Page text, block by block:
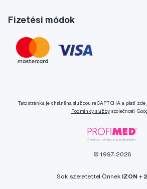
Fizetési módok
Tato stránka je chráněna službou reCAPTCHA a platí zde
Podmínky službyspolečnosti
© 1997-2026
Sok szeretettel Önnek IZON +